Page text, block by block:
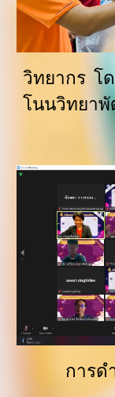
วิทยากร  โ
โนนวิทยา
การด